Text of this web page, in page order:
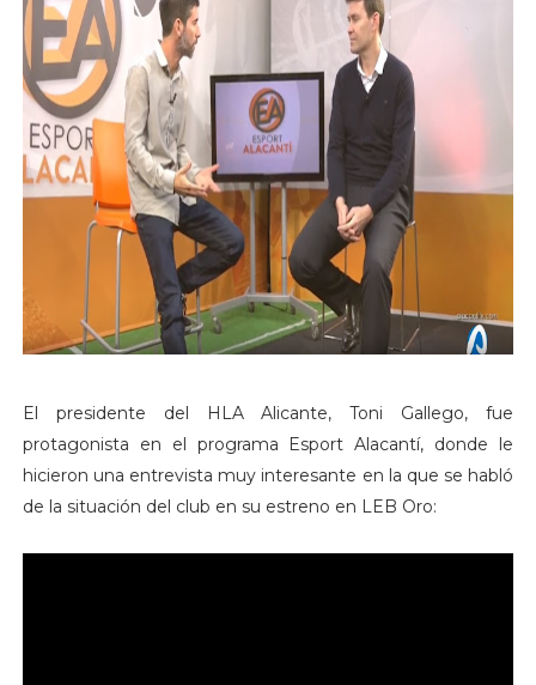
El presidente del HLA Alicante, Toni Gallego, fue
protagonista en el programa Esport Alacantí, donde le
hicieron una entrevista muy interesante en la que se habló
de la situación del club en su estreno en LEB Oro: